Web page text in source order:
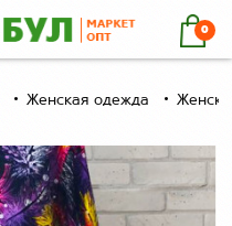
0
Женская одежда